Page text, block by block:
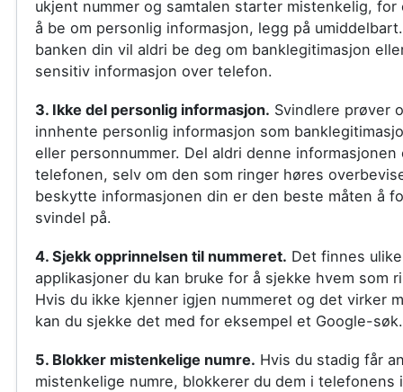
ukjent nummer og samtalen starter mistenkelig, for
å be om personlig informasjon, legg på
banken din vil aldri be deg om banklegitimasjon
sensitiv informasjon over telefon.
3. Ikke del personlig informasjon. Svindlere prøver
innhente personlig informasjon som
eller personnummer. Del aldri denne informasjonen
telefonen, selv om den som ringer høres
beskytte informasjonen din er den beste måten å
svindel på.
4. Sjekk opprinnelsen til nummeret. Det finnes
applikasjoner du kan bruke for å sjekke hvem som
Hvis du ikke kjenner igjen nummeret og det virker
kan du sjekke det med for eksempel et Google-søk.
5. Blokker mistenkelige numre. Hvis du stadig får
mistenkelige numre, blokkerer du dem i telefonens